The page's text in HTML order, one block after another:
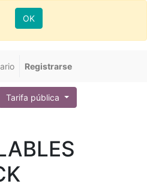
OK
Registrarse
Tarifa pública